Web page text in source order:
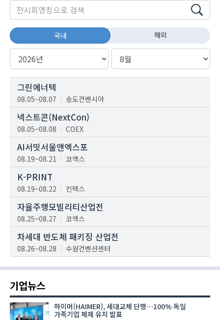
국내 해외
그린에너텍
08.05~08.07 송도컨벤시아
넥스트콘(NextCon)
08.05~08.08 COEX
AI서밋서울앤엑스포
08.19~08.21 코엑스
K-PRINT
08.19~08.22 킨텍스
자율주행모빌리티산업전
08.25~08.27 코엑스
차세대 반도체 패키징 산업전
08.26~08.28 수원컨벤션센터
기업뉴스
하이머(HAIMER), 세대교체 단행…100% 독일
가족기업 체제 유지 발표